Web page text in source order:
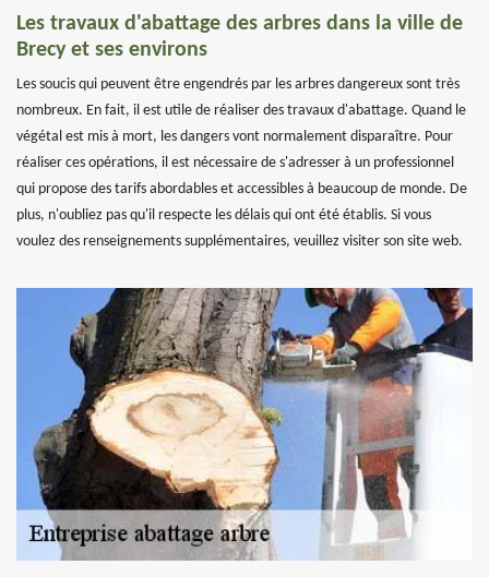
Les travaux d'abattage des arbres dans la ville de
Brecy et ses environs
Les soucis qui peuvent être engendrés par les arbres dangereux sont très
nombreux. En fait, il est utile de réaliser des travaux d'abattage. Quand le
végétal est mis à mort, les dangers vont normalement disparaître. Pour
réaliser ces opérations, il est nécessaire de s'adresser à un professionnel
qui propose des tarifs abordables et accessibles à beaucoup de monde. De
plus, n'oubliez pas qu'il respecte les délais qui ont été établis. Si vous
voulez des renseignements supplémentaires, veuillez visiter son site web.